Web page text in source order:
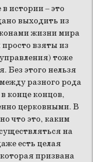
истории – это
выходить из
жизни мира
взяты из
тоже
Без этого нельзя
разного рода
конце концов,
церковными. В
что это, каким
на
есть целая
призвана